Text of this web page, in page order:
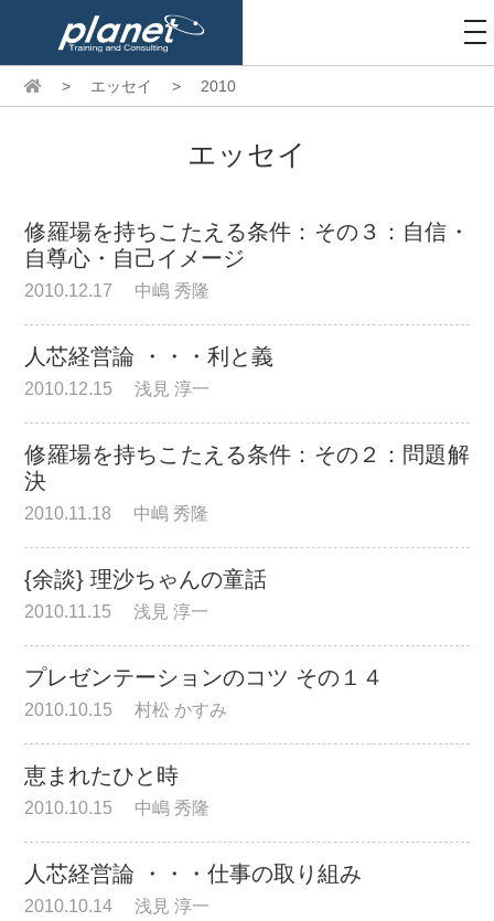
>
エッセイ > 2010
エッセイ
修羅場を持ちこたえる条件：その３：自信・
自尊心・自己イメージ
2010.12.17 中嶋 秀隆
人芯経営論 ・・・利と義
2010.12.15 浅見 淳一
修羅場を持ちこたえる条件：その２：問題解
決
2010.11.18 中嶋 秀隆
{余談} 理沙ちゃんの童話
2010.11.15 浅見 淳一
プレゼンテーションのコツ その１４
2010.10.15 村松 かすみ
恵まれたひと時
2010.10.15 中嶋 秀隆
人芯経営論 ・・・仕事の取り組み
2010.10.14 浅見 淳一